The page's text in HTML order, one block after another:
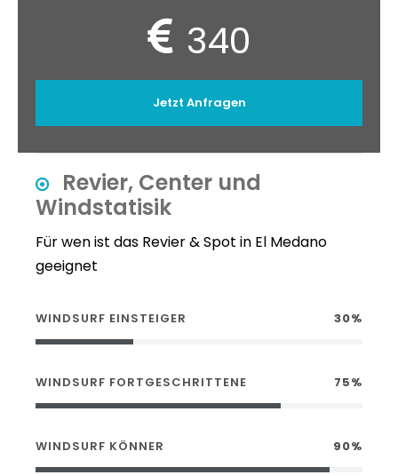
340
Jetzt Anfragen
Revier, Center und
Windstatisik
Für wen ist das Revier & Spot in El Medano
geeignet
WINDSURF EINSTEIGER 30%
WINDSURF FORTGESCHRITTENE 75%
WINDSURF KÖNNER 90%